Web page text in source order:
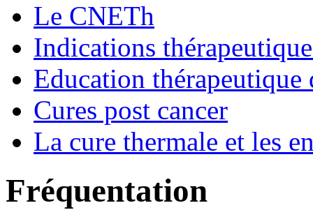
Le CNETh
Indications
Education thérapeutique
Cures post cancer
La cure thermale et les
Fréquentation